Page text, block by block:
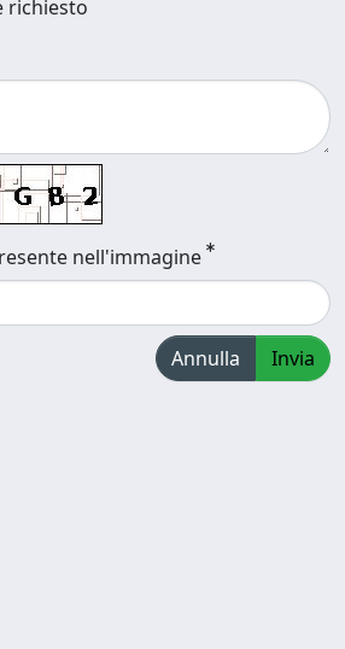
richiesto
nell'immagine
Annulla Invia